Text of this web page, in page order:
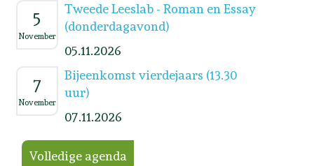
5
November
Tweede Leeslab - Roman en Essay
(donderdagavond)
05.11.2026
7
November
Bijeenkomst vierdejaars (13.30
uur)
07.11.2026
Volledige agenda